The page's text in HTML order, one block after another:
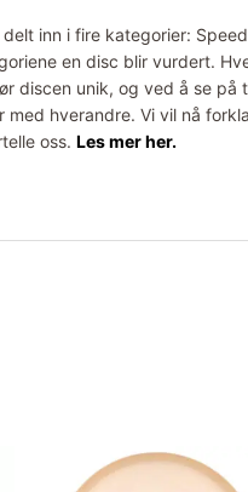
delt inn i fire kategorier:
en disc blir vurdert.
discen unik, og ved å se på
med hverandre. Vi vil nå
oss.Les mer her.